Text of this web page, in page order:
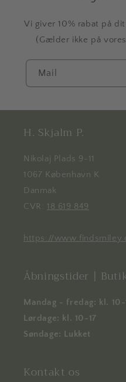
Vi giver 10% rabat på
(Gælder ikke på
Mail
H. Skjalm P.
Nikolaj Plads 9-11
1067 København K
Danmak
CVR: 18 619 849
https://
Åbningstider |
Mandag - fredag: kl. 10-
Lørdage: kl. 10-17
Søndage: Lukket
Kontakt os